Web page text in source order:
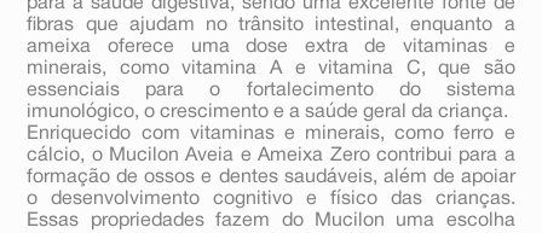
para a saúde digestiva, sendo uma excelente fonte de
fibras que ajudam no trânsito intestinal, enquanto a
ameixa oferece uma dose extra de vitaminas e
minerais, como vitamina A e vitamina C, que são
essenciais para o fortalecimento do sistema
imunológico, o crescimento e a saúde geral da criança.
Enriquecido com vitaminas e minerais, como ferro e
cálcio, o Mucilon Aveia e Ameixa Zero contribui para a
formação de ossos e dentes saudáveis, além de apoiar
o desenvolvimento cognitivo e físico das crianças.
Essas propriedades fazem do Mucilon uma escolha